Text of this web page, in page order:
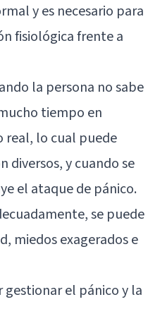
y es necesario para
fisiológica frente a
la persona no sabe
tiempo en
real, lo cual puede
diversos, y cuando se
el ataque de pánico.
se puede
miedos exagerados e
gestionar el pánico y la